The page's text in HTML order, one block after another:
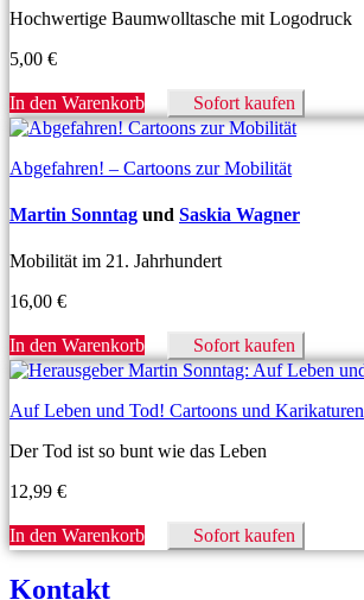
Hochwertige Baumwolltasche mit Logodruck
5,00 €
In den Warenkorb Sofort kaufen
Abgefahren! – Cartoons zur Mobilität
Martin Sonntag und Saskia Wagner
Mobilität im 21. Jahrhundert
16,00 €
In den Warenkorb Sofort kaufen
Auf Leben und Tod! Cartoons und Karikaturen
Der Tod ist so bunt wie das Leben
12,99 €
In den Warenkorb Sofort kaufen
Kontakt